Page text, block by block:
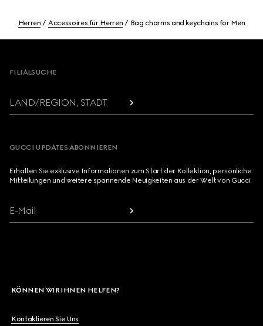
Herren Accessoires für Herren Bag charms and keychains for Men
FILIALSUCHE
LAND/REGION, STADT
GUCCI UPDATES ABONNIEREN
Erhalten Sie exklusive Informationen zum Start der Kollektion, persönliche
Mitteilungen und weitere spannende Neuigkeiten aus der Welt von Gucci.
E-Mail
KÖNNEN WIR IHNEN HELFEN?
Kontaktieren Sie Uns